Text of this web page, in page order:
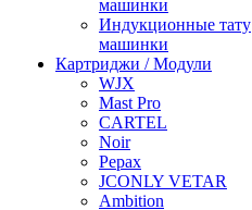
машинки
Индукционные тату
машинки
Картриджи / Модули
WJX
Mast Pro
CARTEL
Noir
Pepax
JCONLY VETAR
Ambition